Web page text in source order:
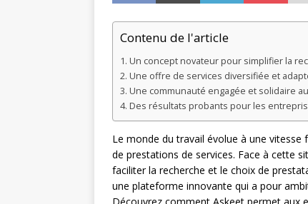
Contenu de l'article
Un concept novateur pour simplifier la
Une offre de services diversifiée et
Une communauté engagée et solidaire
Des résultats probants pour les
Le monde du travail évolue à une
de prestations de services. Face à cette
faciliter la recherche et le choix de
une plateforme innovante qui a pour